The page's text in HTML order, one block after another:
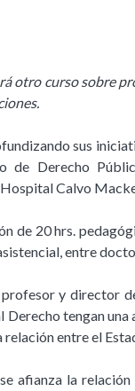
otro curso sobre
sus
de Derecho
Calvo
de 20 hrs.
entre
y director
Derecho tengan
entre el
afianza la